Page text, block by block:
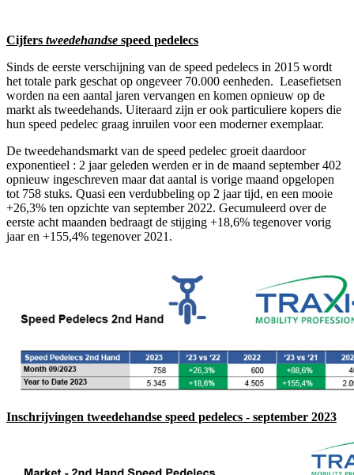
Cijfers tweedehandse speed pedelecs
Sinds de eerste verschijning van de speed pedelecs in 2015 wordt
het totale park geschat op ongeveer 70.000 eenheden. Leasefietsen
worden na een aantal jaren vervangen en komen opnieuw op de
markt als tweedehands. Uiteraard zijn er ook particuliere kopers die
hun speed pedelec graag inruilen voor een moderner exemplaar.
De tweedehandsmarkt van de speed pedelec groeit daardoor
exponentieel : 2 jaar geleden werden er in de maand september 402
opnieuw ingeschreven maar dat aantal is vorige maand opgelopen
tot 758 stuks. Quasi een verdubbeling op 2 jaar tijd, en een mooie
+26,3% ten opzichte van september 2022. Gecumuleerd over de
eerste acht maanden bedraagt de stijging +18,6% tegenover vorig
jaar en +155,4% tegenover 2021.
Inschrijvingen tweedehandse speed pedelecs - september 2023